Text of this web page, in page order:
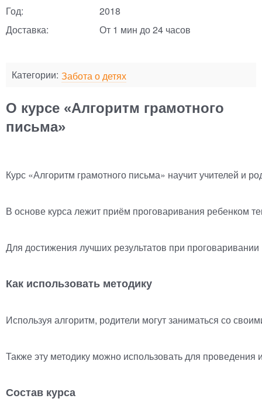
Год:
2018
Доставка:
От 1 мин до 24 часов
Категории: Забота о детях
О курсе «Алгоритм грамотного
письма»
Курс «Алгоритм грамотного письма» научит учителей и
В основе курса лежит приём проговаривания ребенком
Для достижения лучших результатов при
Как использовать методику
Используя алгоритм, родители могут заниматься со
Также эту методику можно использовать для
Состав курса